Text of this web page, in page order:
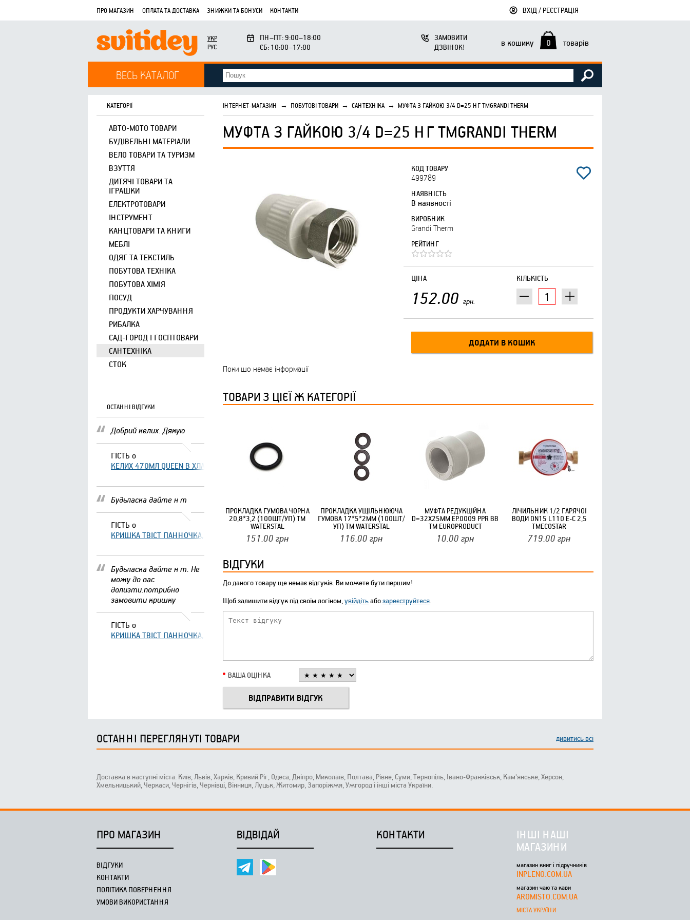
ПРО МАГАЗИН ОПЛАТА ТА ДОСТАВКА ЗНИЖКИ ТА БОНУСИ КОНТАКТИ ВХІД / РЕЄСТРАЦІЯ
УКР
РУС
ПН–ПТ: 9:00–18:00
СБ: 10:00–17:00
ЗАМОВИТИ
ДЗВІНОК!
в кошику 0 товарів
ВЕСЬ КАТАЛОГ
КАТЕГОРІЇ
АВТО-МОТО ТОВАРИ
БУДІВЕЛЬНІ МАТЕРІАЛИ
ВЕЛО ТОВАРИ ТА ТУРИЗМ
ВЗУТТЯ
ДИТЯЧІ ТОВАРИ ТА
ІГРАШКИ
ЕЛЕКТРОТОВАРИ
ІНСТРУМЕНТ
КАНЦТОВАРИ ТА КНИГИ
МЕБЛІ
ОДЯГ ТА ТЕКСТИЛЬ
ПОБУТОВА ТЕХНІКА
ПОБУТОВА ХІМІЯ
ПОСУД
ПРОДУКТИ ХАРЧУВАННЯ
РИБАЛКА
САД-ГОРОД І ГОСПТОВАРИ
САНТЕХНІКА
СТОК
ОСТАННІ ВІДГУКИ
Добрий келих. Дякую
ГІСТЬ о
КЕЛИХ 470МЛ QUEEN В ХЛАМІНГО ТМ FARGLASS
Будьласка дайте н т
ГІСТЬ о
КРИШКА ТВІСТ ПАННОЧКА, ЩО ЗАКРУЧУЄТЬСЯ КОТИКИ (20ШТ/УП) ОФФ 82 ПАННОЧКА
Будьласка дайте н т. Не
можу до вас
долизти.потрибно
замовити кришку
ГІСТЬ о
КРИШКА ТВІСТ ПАННОЧКА, ЩО ЗАКРУЧУЄТЬСЯ КОТИКИ (20ШТ/УП) ОФФ 82 ПАННОЧКА
ІНТЕРНЕТ-МАГАЗИН → ПОБУТОВІ ТОВАРИ → САНТЕХНІКА → МУФТА З ГАЙКОЮ 3/4 D=25 НГ ТМGRANDI THERM
МУФТА З ГАЙКОЮ 3/4 D=25 НГ ТМGRANDI THERM
КОД ТОВАРУ
499789
НАЯВНІСТЬ
В наявності
ВИРОБНИК
Grandi Therm
РЕЙТИНГ
КІЛЬКІСТЬ
ЦІНА
152.00 грн.
Поки що немає інформації
ТОВАРИ З ЦІЄЇ Ж КАТЕГОРІЇ
ПРОКЛАДКА ГУМОВА ЧОРНА
20,8*3,2 (100ШТ/УП) ТМ
WATERSTAL
151.00 грн
ПРОКЛАДКА УЩІЛЬНЮЮЧА
ГУМОВА 17*5*2ММ (100ШТ/
УП) ТМ WATERSTAL
116.00 грн
МУФТА РЕДУКЦІЙНА
D=32X25ММ EP.0009 PPR ВВ
ТМ EUROPRODUCT
10.00 грн
ЛІЧИЛЬНИК 1/2 ГАРЯЧОЇ
ВОДИ DN15 L110 E-C 2,5
ТМECOSTAR
719.00 грн
ВІДГУКИ
До даного товару ще немає відгуків. Ви можете бути першим!
Щоб залишити відгук під своїм логіном,увійдітьабозареєструйтеся.
ВАША ОЦІНКА
ОСТАННІ ПЕРЕГЛЯНУТІ ТОВАРИ дивитись всі
Доставка в наступні міста: Київ, Львів, Харків, Кривий Ріг, Одеса, Дніпро, Миколаїв, Полтава, Рівне, Суми, Тернопіль, Івано-Франківськ, Кам'янське, Херсон,
Хмельницький, Черкаси, Чернігів, Чернівці, Вінниця, Луцьк, Житомир, Запоріжжя, Ужгород і інші міста України.
ПРО МАГАЗИН
ВІДГУКИ
КОНТАКТИ
ПОЛІТИКА ПОВЕРНЕННЯ
УМОВИ ВИКОРИСТАННЯ
ВІДВІДАЙ КОНТАКТИ
ІНШІ НАШІ
МАГАЗИНИ
магазин книг і підручників
INPLENO.COM.UA
магазин чаю та кави
AROMISTO.COM.UA
МІСТА УКРАЇНИ